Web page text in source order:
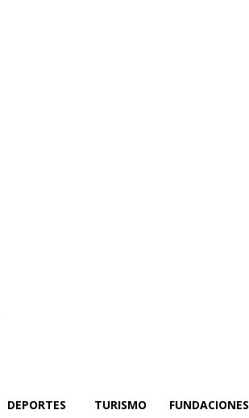
DEPORTES TURISMO FUNDACIONES